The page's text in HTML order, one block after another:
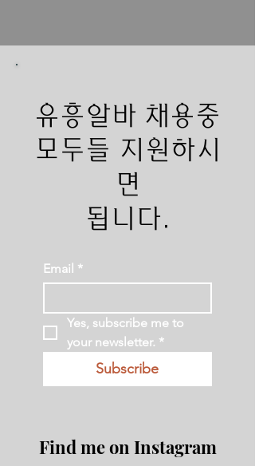
유흥알바 채용중
모두들 지원하시
면
​됩니다.
Email *
Yes, subscribe me to
your newsletter. *
Subscribe
Find me on Instagram